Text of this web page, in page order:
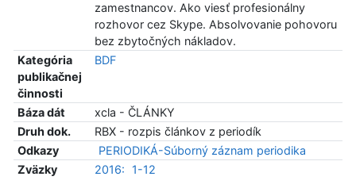
zamestnancov. Ako viesť profesionálny
rozhovor cez Skype. Absolvovanie pohovoru
bez zbytočných nákladov.
Kategória
publikačnej
činnosti
BDF
Báza dát
xcla - ČLÁNKY
Druh dok.
RBX - rozpis článkov z periodík
Odkazy
PERIODIKÁ-Súborný záznam periodika
Zväzky
2016: 1-12